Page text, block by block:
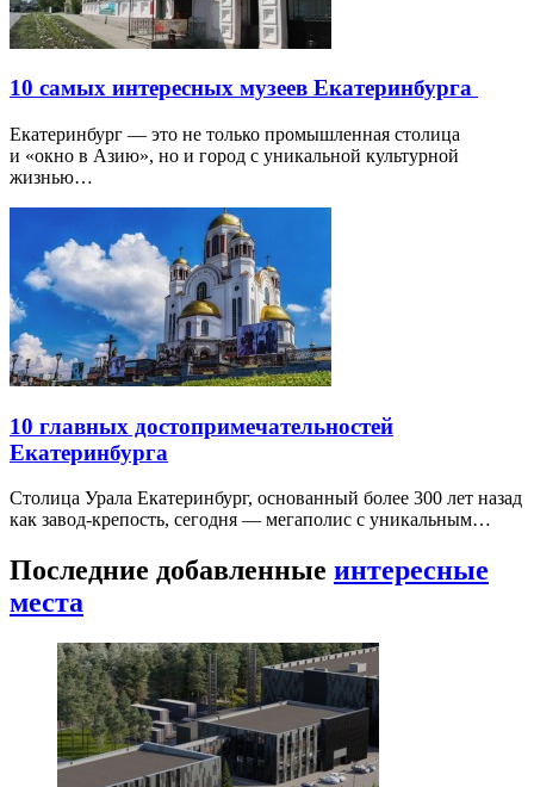
10 самых интересных музеев Екатеринбурга
Екатеринбург — это не только промышленная столица
и «окно в Азию», но и город с уникальной культурной
жизнью…
10 главных достопримечательностей
Екатеринбурга
Столица Урала Екатеринбург, основанный более 300 лет назад
как завод-крепость, сегодня — мегаполис с уникальным…
Последние добавленные интересные
места